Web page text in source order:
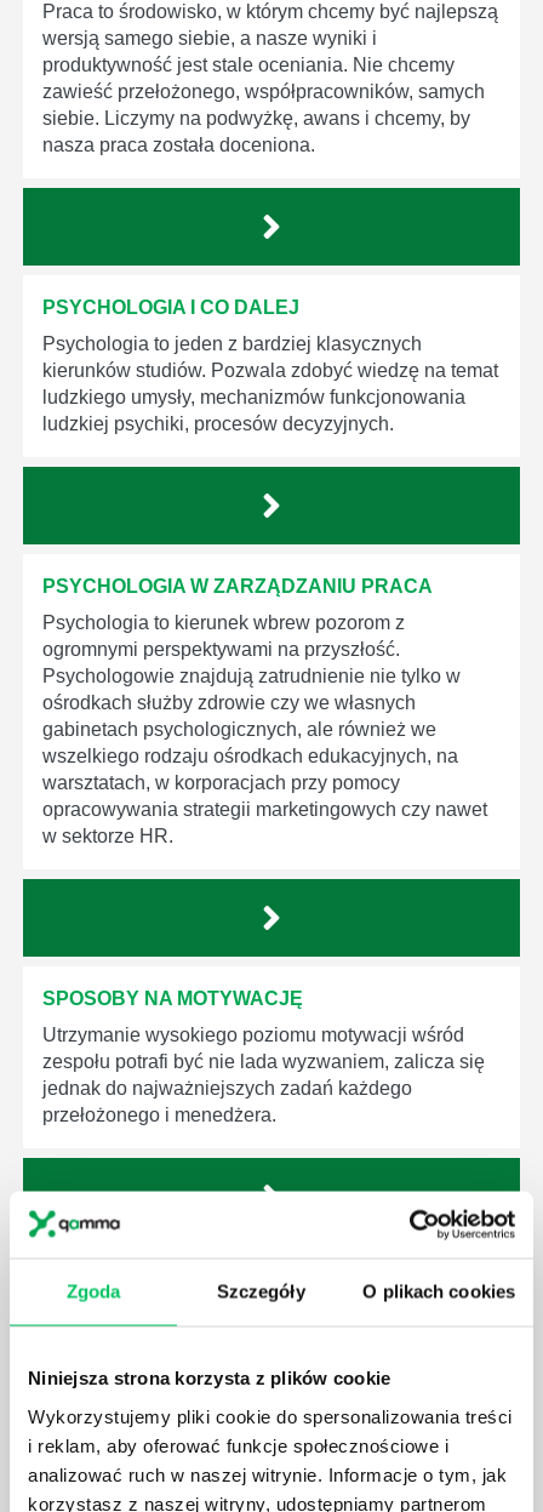
Zgoda Szczegóły O plikach cookies
Niniejsza strona korzysta z plików cookie
Wykorzystujemy pliki cookie do spersonalizowania treści
i reklam, aby oferować funkcje społecznościowe i
analizować ruch w naszej witrynie. Informacje o tym, jak
korzystasz z naszej witryny, udostępniamy partnerom
Praca to środowisko, w którym chcemy być najlepszą
wersją samego siebie, a nasze wyniki i
produktywność jest stale oceniania. Nie chcemy
zawieść przełożonego, współpracowników, samych
siebie. Liczymy na podwyżkę, awans i chcemy, by
nasza praca została doceniona.
PSYCHOLOGIA I CO DALEJ
Psychologia to jeden z bardziej klasycznych
kierunków studiów. Pozwala zdobyć wiedzę na temat
ludzkiego umysły, mechanizmów funkcjonowania
ludzkiej psychiki, procesów decyzyjnych.
PSYCHOLOGIA W ZARZĄDZANIU PRACA
Psychologia to kierunek wbrew pozorom z
ogromnymi perspektywami na przyszłość.
Psychologowie znajdują zatrudnienie nie tylko w
ośrodkach służby zdrowie czy we własnych
gabinetach psychologicznych, ale również we
wszelkiego rodzaju ośrodkach edukacyjnych, na
warsztatach, w korporacjach przy pomocy
opracowywania strategii marketingowych czy nawet
w sektorze HR.
SPOSOBY NA MOTYWACJĘ
Utrzymanie wysokiego poziomu motywacji wśród
zespołu potrafi być nie lada wyzwaniem, zalicza się
jednak do najważniejszych zadań każdego
przełożonego i menedżera.
głęboką potrzebę działania i stan emocjonalny
pozwalający na zdecydowane i śmiałe akcje.